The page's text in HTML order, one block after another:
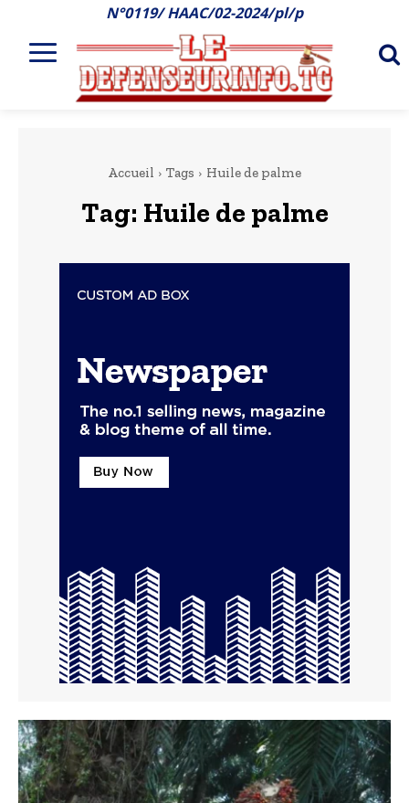
N°0119/ HAAC/02-2024/pl/p
Accueil Tags Huile de palme
Tag: Huile de palme